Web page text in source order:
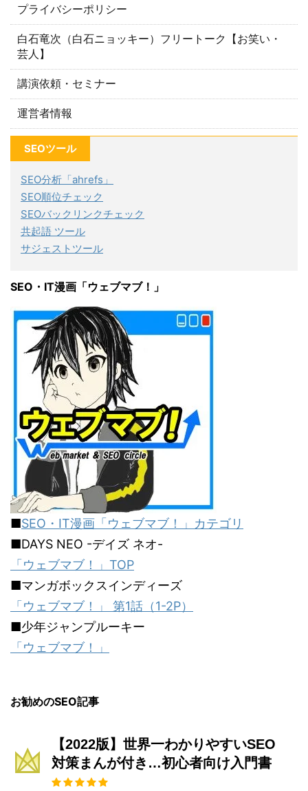
プライバシーポリシー
白石竜次（白石ニョッキー）フリートーク【お笑い・
芸人】
講演依頼・セミナー
運営者情報
SEOツール
SEO分析「ahrefs」
SEO順位チェック
SEOバックリンクチェック
共起語 ツール
サジェストツール
SEO・IT漫画「ウェブマブ！」
■SEO・IT漫画「ウェブマブ！」カテゴリ
■DAYS NEO -デイズ ネオ-
「ウェブマブ！」TOP
■マンガボックスインディーズ
「ウェブマブ！」 第1話（1-2P）
■少年ジャンプルーキー
「ウェブマブ！」
お勧めのSEO記事
【2022版】世界一わかりやすいSEO
対策まんが付き…初心者向け入門書